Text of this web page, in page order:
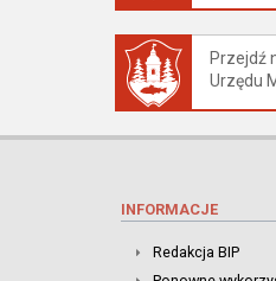
Przejdź
Urzędu
INFORMACJE
Redakcja BIP